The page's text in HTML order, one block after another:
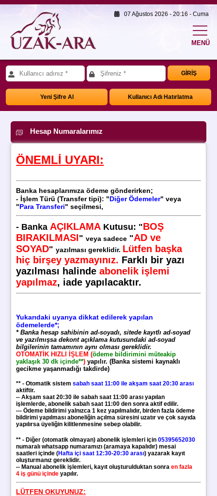
07 Ağustos 2026 - 20:16 - Cuma
MENÜ
GİRİŞ
Yeni Şifre Al Kullanıcı Adı Hatırlatma
Hesap Numaralarımız
ÖNEMLİ UYARI:
Banka hesaplarımıza ödeme gönderirken;
- İşlem Türü (Transfer tipi): "Diğer Ödemeler" veya
"Para Transferi" seçilmesi,
- Banka AÇIKLAMA Kutusu: "BOŞ
BIRAKILMASI"veya sadece "AD ve
SOYAD"yazılması gereklidir. Lütfen başka
hiç birşey yazmayınız. Farklı bir yazı
yazılması halindeabonelik işlemi
yapılmaz, iade yapılacaktır.
Yukarıdaki uyarıya dikkat edilerek yapılan
ödemelerde*;
* Banka hesap sahibinin ad-soyadı, sitede kayıtlı ad-soyad
ve yazılmışsa dekont açıklama kutusundaki ad-soyad
bilgilerinin tamamının aynı olması gereklidir.
OTOMATİK HIZLI İŞLEM (ödeme bildirimini müteakip
yaklaşık 30 dk içinde**) yapılır. (Banka sistemi kaynaklı
gecikme yaşanmadığı takdirde)
** - Otomatik sistemsabah saat 11:00 ile akşam saat 20:30 arası
aktiftir.
-- Akşam saat 20:30 ile sabah saat 11:00 arası yapılan
işlemlerde, abonelik sabah saat 11:00 den sonra aktif edilir.
--- Ödeme bildirimi yalnızca 1 kez yapılmalıdır, birden fazla ödeme
bildirimi yapılması aboneliğin açılma süresini uzatır ve çok sayıda
yapılırsa üyeliğin kilitlenmesine sebep olabilir.
** - Diğer (otomatik olmayan) abonelik işlemleri için05395652030
numaralı whatsapp numaramızı (aramaya kapalıdır) mesai
saatleri içinde (Hafta içi saat 12:30-20:30 arası) yazarak kayıt
oluşturmanız gereklidir.
-- Manual abonelik işlemleri, kayıt oluşturulduktan sonraen fazla
4 iş günü içinde yapılır.
LÜTFEN OKUYUNUZ: